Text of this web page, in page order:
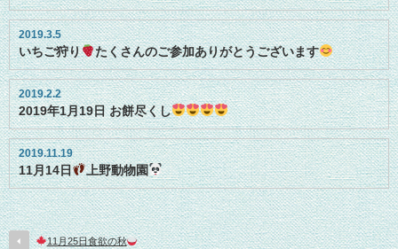
2019.3.5
いちご狩り たくさんのご参加ありがとうございます
2019.2.2
2019年1月19日 お餅尽くし
2019.11.19
11月14日 上野動物園
11月25日食欲の秋